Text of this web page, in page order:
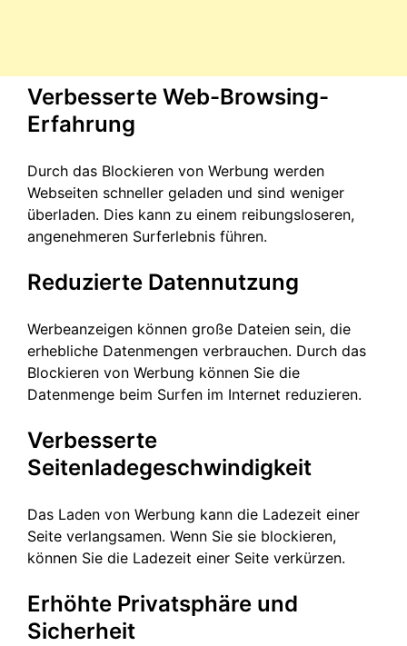
Verbesserte Web-Browsing-
Erfahrung
Durch das Blockieren von Werbung werden
Webseiten schneller geladen und sind weniger
überladen. Dies kann zu einem reibungsloseren,
angenehmeren Surferlebnis führen.
Reduzierte Datennutzung
Werbeanzeigen können große Dateien sein, die
erhebliche Datenmengen verbrauchen. Durch das
Blockieren von Werbung können Sie die
Datenmenge beim Surfen im Internet reduzieren.
Verbesserte
Seitenladegeschwindigkeit
Das Laden von Werbung kann die Ladezeit einer
Seite verlangsamen. Wenn Sie sie blockieren,
können Sie die Ladezeit einer Seite verkürzen.
Erhöhte Privatsphäre und
Sicherheit